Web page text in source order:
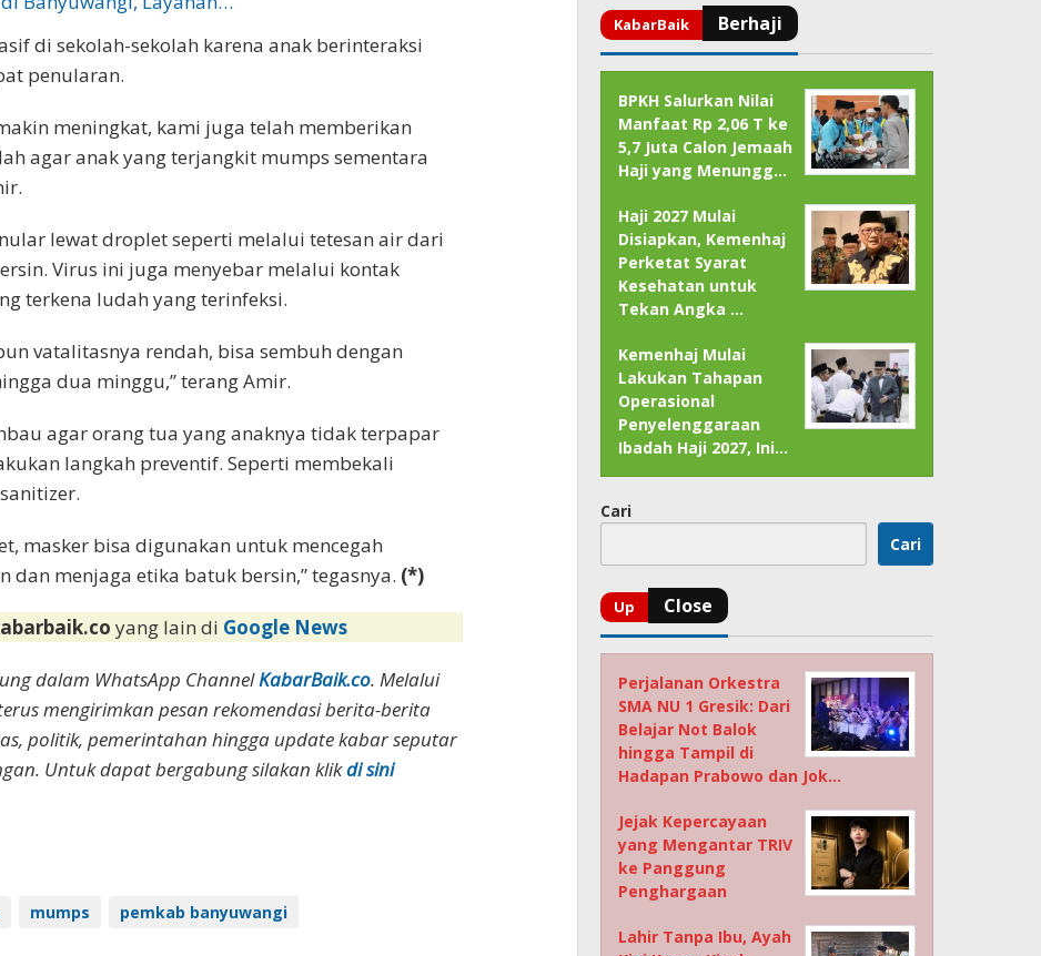
di sekolah-sekolah karena anak berinteraksi
penularan.
meningkat, kami juga telah memberikan
agar anak yang terjangkit mumps sementara
lewat droplet seperti melalui tetesan air dari
Virus ini juga menyebar melalui kontak
terkena ludah yang terinfeksi.
vatalitasnya rendah, bisa sembuh dengan
dua minggu,” terang Amir.
agar orang tua yang anaknya tidak terpapar
langkah preventif. Seperti membekali
masker bisa digunakan untuk mencegah
dan menjaga etika batuk bersin,” tegasnya. (*)
yang lain di Google News
dalam WhatsApp ChannelKabarBaik.co. Melalui
mengirimkan pesan rekomendasi berita-berita
politik, pemerintahan hingga update kabar seputar
Untuk dapat bergabung silakan klikdi sini
mumps
pemkab banyuwangi
BPKH Salurkan Nilai
Manfaat Rp 2,06 T ke
5,7 Juta Calon Jemaah
Haji yang Menungg…
Haji 2027 Mulai
Disiapkan, Kemenhaj
Perketat Syarat
Kesehatan untuk
Tekan Angka …
Kemenhaj Mulai
Lakukan Tahapan
Operasional
Penyelenggaraan
Ibadah Haji 2027, Ini…
Cari
Cari
Perjalanan Orkestra
SMA NU 1 Gresik: Dari
Belajar Not Balok
hingga Tampil di
Hadapan Prabowo dan Jok…
Jejak Kepercayaan
yang Mengantar TRIV
ke Panggung
Penghargaan
Lahir Tanpa Ibu, Ayah